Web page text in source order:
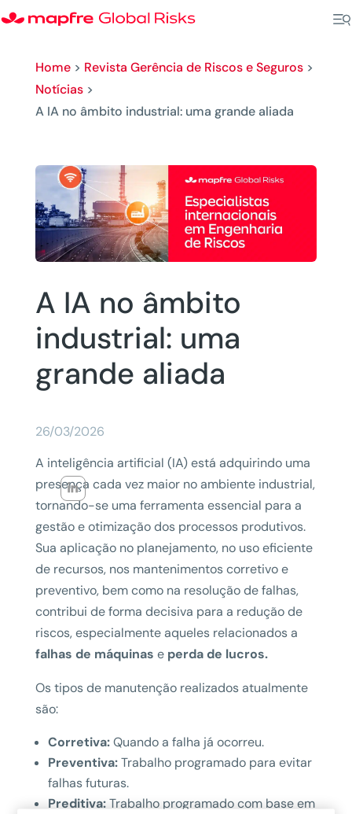
Home> Revista Gerência de Riscos e Seguros>
Notícias>
A IA no âmbito industrial: uma grande aliada
A IA no âmbito
industrial: uma
grande aliada
26/03/2026
A inteligência artificial (IA) está adquirindo uma
presença cada vez maior no ambiente industrial,
tornando-se uma ferramenta essencial para a
gestão e otimização dos processos produtivos.
Sua aplicação no planejamento, no uso eficiente
de recursos, nos mantenimentos corretivo e
preventivo, bem como na resolução de falhas,
contribui de forma decisiva para a redução de
riscos, especialmente aqueles relacionados a
falhas de máquinas e perda de lucros.
Os tipos de manutenção realizados atualmente
são:
Corretiva:Quando a falha já ocorreu.
Preventiva:Trabalho programado para evitar
falhas futuras.
Preditiva:Trabalho programado com base em